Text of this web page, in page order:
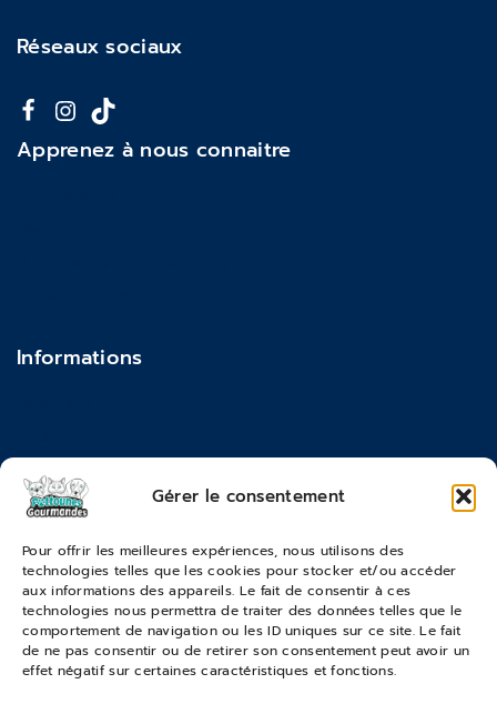
Gérer le consentement
Pour offrir les meilleures expériences, nous utilisons des
technologies telles que les cookies pour stocker et/ou accéder
aux informations des appareils. Le fait de consentir à ces
technologies nous permettra de traiter des données telles que le
comportement de navigation ou les ID uniques sur ce site. Le fait
de ne pas consentir ou de retirer son consentement peut avoir un
effet négatif sur certaines caractéristiques et fonctions.
Réseaux sociaux
Apprenez à nous connaitre
Informations
Moyens de paiements
Conditions générales de vente
Suivi de commande
Services & Retours
Modes de livraison